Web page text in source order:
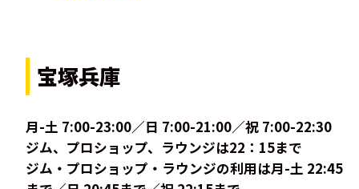
宝塚兵庫
月-土 7:00-23:00／日 7:00-21:00／祝 7:00-22:30
ジム、プロショップ、ラウンジは22：15まで
ジム・プロショップ・ラウンジの利用は月-土 22:45